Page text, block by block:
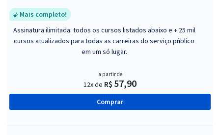
Mais completo!
Assinatura ilimitada: todos os cursos listados abaixo e + 25 mil
cursos atualizados para todas as carreiras do serviço público
em um só lugar.
a partir de
12x de R$ 57,90
Comprar